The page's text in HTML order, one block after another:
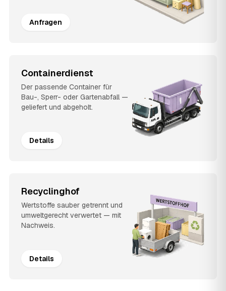
Anfragen
Containerdienst
Der passende Container für
Bau-, Sperr- oder Gartenabfall —
geliefert und abgeholt.
Details
Recyclinghof
Wertstoffe sauber getrennt und
umweltgerecht verwertet — mit
Nachweis.
Details